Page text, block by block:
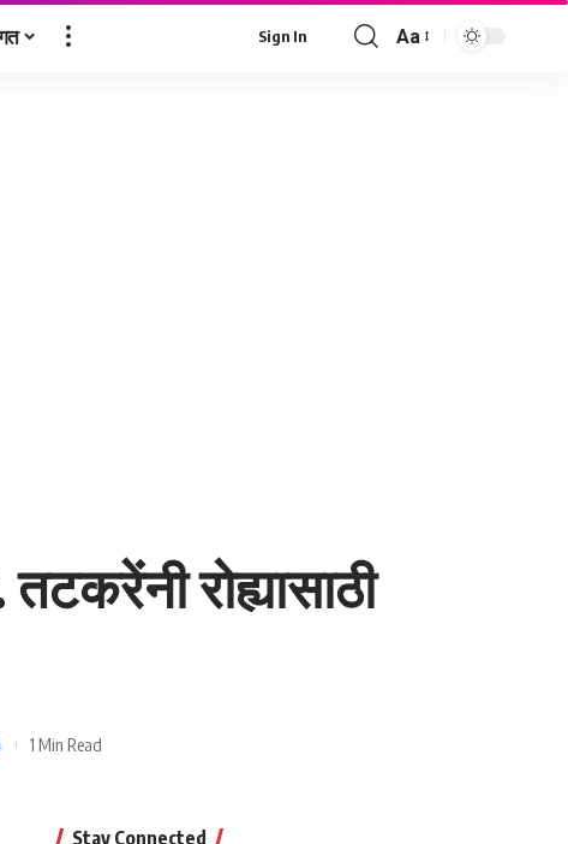
Sign In
Font
Aa
रोह्यासाठी
1 Min Read
Stay Connected